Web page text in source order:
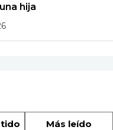
hija
Más leído